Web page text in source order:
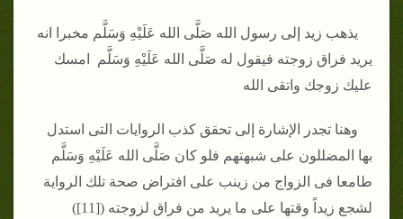
يذهب زيد إلى رسول الله صَلَّى الله عَلَيْهِ وَسَلَّم مخبرا انه
يريد فراق زوجته فيقول له صَلَّى الله عَلَيْهِ وَسَلَّم امسك
عليك زوجك واتقى الله
وهنا تجدر الإشارة إلى تحقق كذب الروايات التى استدل
بها المضللون على شبهتهم فلو كان صَلَّى الله عَلَيْهِ وَسَلَّم
طامعا فى الزواج من زينب على افتراض صحة تلك الرواية
لشجع زيداً وقتها على ما يريد من فراق لزوجته ([11])